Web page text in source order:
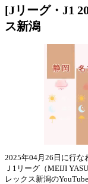
[Jリーグ・J1
ス新潟
2025年04月26日に行な
Ｊ1リーグ（MEIJI
レックス新潟の